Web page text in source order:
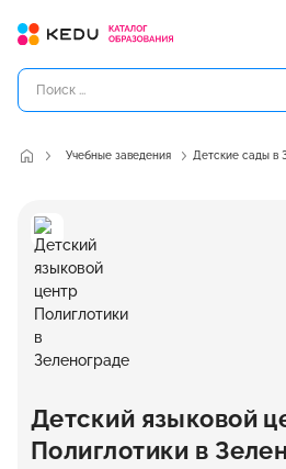
Учебные заведения Детские сады в
Детский языковой
Полиглотики в